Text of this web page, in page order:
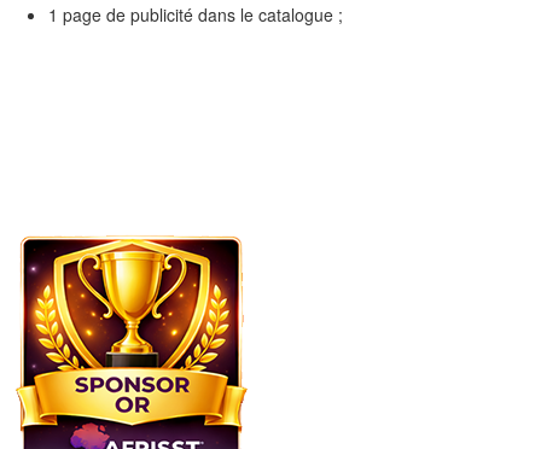
1 page de publicité dans le catalogue ;